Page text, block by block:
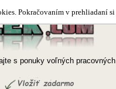
Pokračovaním v prehliadaní
s ponuky voľných